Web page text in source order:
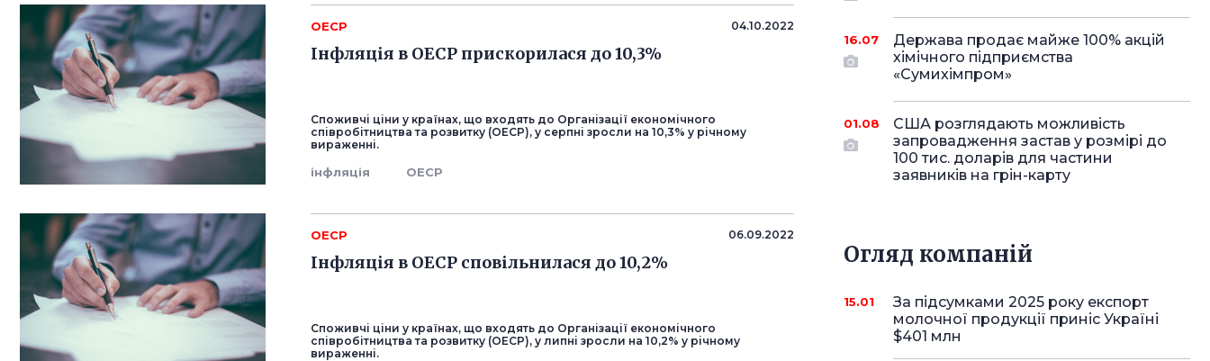
ОЕСР 04.10.2022
Інфляція в ОЕСР прискорилася до 10,3%
Споживчі ціни у країнах, що входять до Організації економічного
співробітництва та розвитку (ОЕСР), у серпні зросли на 10,3% у річному
вираженні.
інфляція ОЕСР
ОЕСР 06.09.2022
Інфляція в ОЕСР сповільнилася до 10,2%
Споживчі ціни у країнах, що входять до Організації економічного
співробітництва та розвитку (ОЕСР), у липні зросли на 10,2% у річному
вираженні.
16.07
Держава продає майже 100% акцій
хімічного підприємства
«Сумихімпром»
01.08
США розглядають можливість
запровадження застав у розмірі до
100 тис. доларів для частини
заявників на грін-карту
Огляд компаній
15.01
За підсумками 2025 року експорт
молочної продукції приніс Україні
$401 млн